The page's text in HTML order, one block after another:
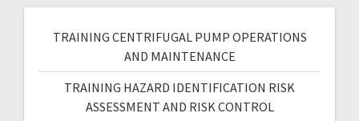
TRAINING CENTRIFUGAL PUMP OPERATIONS
AND MAINTENANCE
TRAINING HAZARD IDENTIFICATION RISK
ASSESSMENT AND RISK CONTROL